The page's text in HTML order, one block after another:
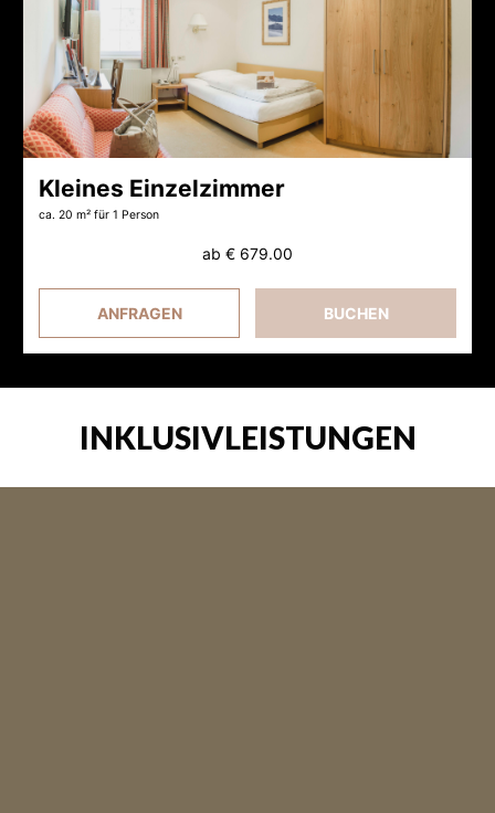
Kleines Einzelzimmer
ca. 20 m² für 1 Person
ab € 679.00
ANFRAGEN BUCHEN
INKLUSIVLEISTUNGEN